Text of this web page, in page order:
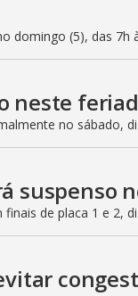
domingo (5), das 7h
neste
no sábado,
suspenso
de placa 1 e 2,